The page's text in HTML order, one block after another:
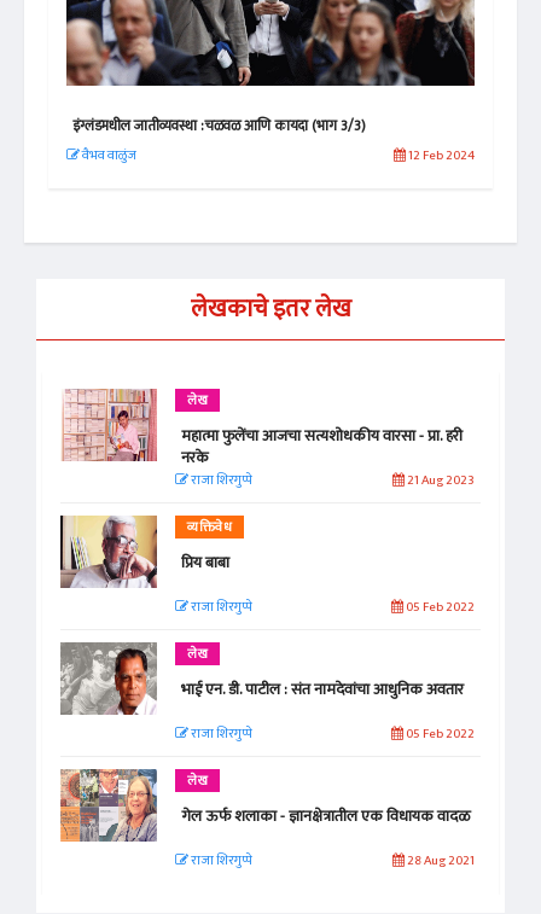
इंग्लंडमधील जातीव्यवस्था :चळवळ आणि कायदा (भाग 3/3)
वैभव वाळुंज 12 Feb 2024
लेखकाचे इतर लेख
लेख
महात्मा फुलेंचा आजचा सत्यशोधकीय वारसा - प्रा. हरी
नरके
राजा शिरगुप्पे 21 Aug 2023
व्यक्तिवेध
प्रिय बाबा
राजा शिरगुप्पे 05 Feb 2022
लेख
भाई एन. डी. पाटील : संत नामदेवांचा आधुनिक अवतार
राजा शिरगुप्पे 05 Feb 2022
लेख
गेल ऊर्फ शलाका - ज्ञानक्षेत्रातील एक विधायक वादळ
राजा शिरगुप्पे 28 Aug 2021